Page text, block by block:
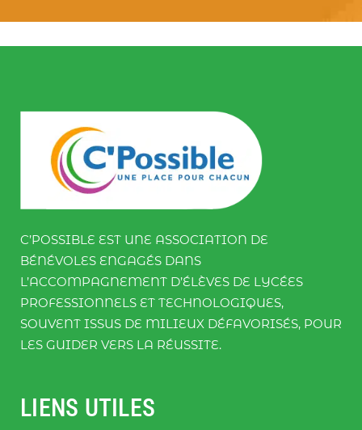
C’POSSIBLE EST UNE ASSOCIATION DE
BÉNÉVOLES ENGAGÉS DANS
L’ACCOMPAGNEMENT D’ÉLÈVES DE LYCÉES
PROFESSIONNELS ET TECHNOLOGIQUES,
SOUVENT ISSUS DE MILIEUX DÉFAVORISÉS, POUR
LES GUIDER VERS LA RÉUSSITE.
LIENS UTILES